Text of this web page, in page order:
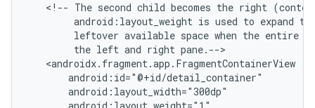
<!-- The second child becomes the right
android:layout_weight is used to expand
leftover available space when the entire
the left and right